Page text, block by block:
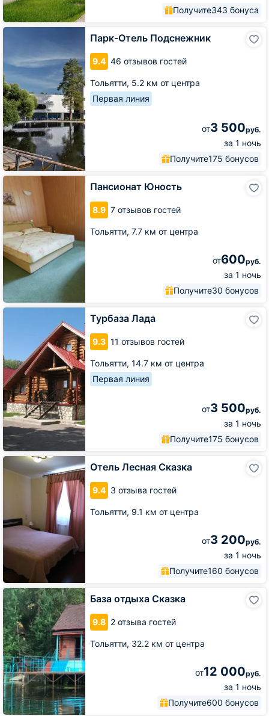
Получите343 бонуса
Парк-Отель Подснежник
9.4 46 отзывов гостей
Тольятти, 5.2 км от центра
Первая линия
от3 500руб.
за 1 ночь
Получите175 бонусов
Парк-
Подснежник
Пансионат Юность
8.9 7 отзывов гостей
Тольятти, 7.7 км от центра
от600руб.
за 1 ночь
Получите30 бонусов
Пансионат
Юность
Турбаза Лада
9.3 11 отзывов гостей
Тольятти, 14.7 км от центра
Первая линия
от3 500руб.
за 1 ночь
Получите175 бонусов
Турбаза
Отель Лесная Сказка
9.4 3 отзыва гостей
Тольятти, 9.1 км от центра
от3 200руб.
за 1 ночь
Получите160 бонусов
Отель
Лесная
База отдыха Сказка
9.8 2 отзыва гостей
Тольятти, 32.2 км от центра
от12 000руб.
за 1 ночь
Получите600 бонусов
База
отдыха
Сказка